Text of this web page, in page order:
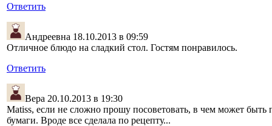
Ответить
Андреевна 18.10.2013 в 09:59
Отличное блюдо на сладкий стол. Гостям понравилось.
Ответить
Вера 20.10.2013 в 19:30
Matiss, если не сложно прошу посоветовать, в чем может быть
бумаги. Вроде все сделала по рецепту...